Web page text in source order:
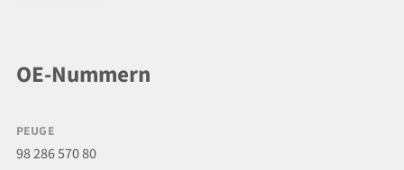
OE-Nummern
PEUGE
98 286 570 80